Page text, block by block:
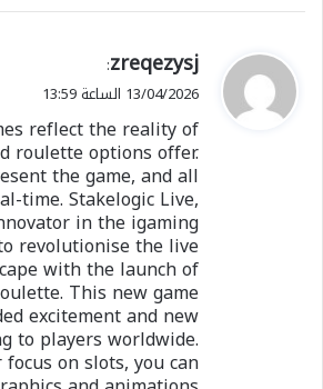
ي
ق
ل
zreqezysj
:
13/04/2026 الساعة 13:59
reflect the reality of
roulette options offer.
the game, and all
time. Stakelogic Live,
in the igaming
revolutionise the live
with the launch of
This new game
excitement and new
to players worldwide.
on slots, you can